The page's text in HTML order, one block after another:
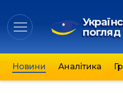
погляд
Новини Аналітика